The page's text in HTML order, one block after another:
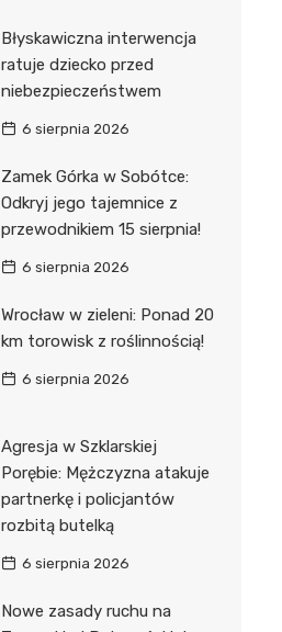
Błyskawiczna interwencja
ratuje dziecko przed
niebezpieczeństwem
6 sierpnia 2026
Zamek Górka w Sobótce:
Odkryj jego tajemnice z
przewodnikiem 15 sierpnia!
6 sierpnia 2026
Wrocław w zieleni: Ponad 20
km torowisk z roślinnością!
6 sierpnia 2026
Agresja w Szklarskiej
Porębie: Mężczyzna atakuje
partnerkę i policjantów
rozbitą butelką
6 sierpnia 2026
Nowe zasady ruchu na